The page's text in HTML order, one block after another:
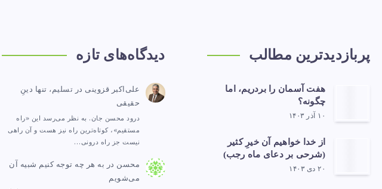
پربازدیدترین مطالب
هفت آسمان را بردریم، اما
چگونه؟
۱۰ آذر ۱۴۰۳
از خدا خواهیم آن خیرِ کثیر
(شرحی بر دعای ماه رجب)
۲۰ دی ۱۴۰۳
دیدگاه‌های تازه
علی‌اکبر قزوینی در تسلیم، تنها دینِ
حقیقی
درود محسن جان. به نظر می‌رسد این «راه
مستقیم»، کوتاه‌ترین راه نیز هست و آن راهی
نیست جز راه درونی…
محسن در به هر چه توجه کنیم شبیه آن
می‌شویم